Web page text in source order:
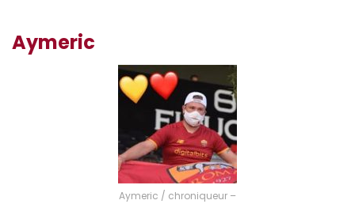
Aymeric
Aymeric / chroniqueur –